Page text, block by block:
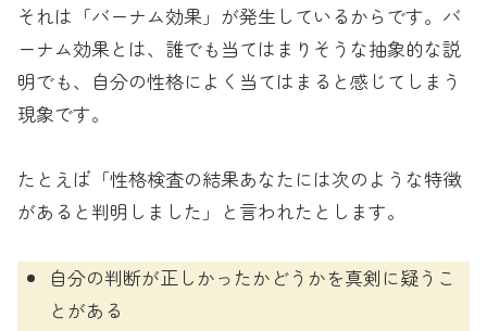
それは「バーナム効果」が発生しているからです。バ
ーナム効果とは、誰でも当てはまりそうな抽象的な説
明でも、自分の性格によく当てはまると感じてしまう
現象です。
たとえば「性格検査の結果あなたには次のような特徴
があると判明しました」と言われたとします。
自分の判断が正しかったかどうかを真剣に疑うこ
とがある